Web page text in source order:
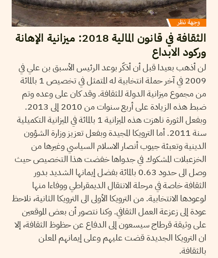
الثقافة في قانون المالية 2018: ميزانية الإهانة
وركود الابداع
لن أذهب بعيدا قبل أن أذكّر بوعد الرئيس الأسبق بن علي في
2009 في آخر حملة انتخابية له المتمثل في تخصيص 1 بالمائة
من مجموع ميزانية الدولة للثقافة. وقد كان على وعده وتم
ضبط هذه الزيادة على أربع سنوات من 2010 إلى 2013.
وبفعل الثورة ناهزت هذه الميزانية 1 بالمائة في الميزانية التكميلية
سنة 2011. أما الترويكا المجيدة وبفعل تعزيز وزارة الشؤون
الدينية وتعبئة جيوب أنصار الاسلام السياسي وغيرها من
الخزعبلات المشكوك في جدواها خفضت هذا التخصيص حيث
وصل الى حدود 0.63 بالمائة بفضل إيمانها الشديد بدور
الثقافة خاصة في مرحلة الانتقال الديمقراطي ووفاءا منها
لوعودها الانتخابية. من الترويكا الأولى الى الترويكا الثانية، نلاحظ
عودة إلى زعزعة العمل الثقافي. وكنا نتصور أن بعض الموقعين
على وثيقة قرطاج سيسعون إلى الدفاع عن حظوظ الثقافة، إلا
ان الترويكا الجديدة قضت عليهم وعلى إيمانهم المعلن
بالثقافة.